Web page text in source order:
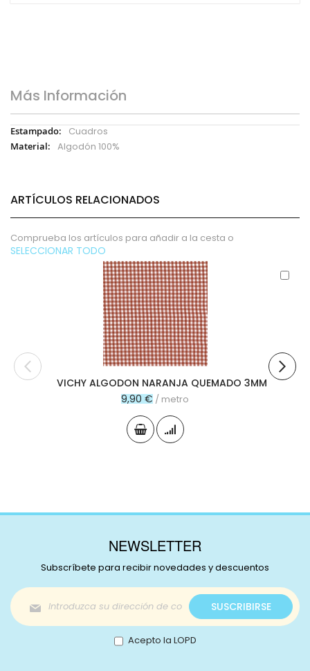
Más Información
Más
Información
Cuadros
Algodón 100%
ARTÍCULOS RELACIONADOS
Comprueba los artículos para añadir a la cesta o
SELECCIONAR TODO
VICHY ALGODON NARANJA QUEMADO 3MM
9,90 € / metro
NEWSLETTER
Subscríbete para recibir novedades y descuentos
Inscríbase
a
nuestro
boletín
de
SUSCRIBIRSE
Acepto la LOPD